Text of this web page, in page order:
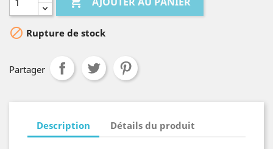
 Rupture de stock
Partager
Description Détails du produit